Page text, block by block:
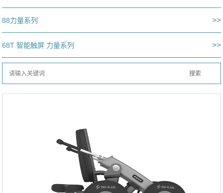
88力量系列 >>
68T 智能触屏 力量系列 >>